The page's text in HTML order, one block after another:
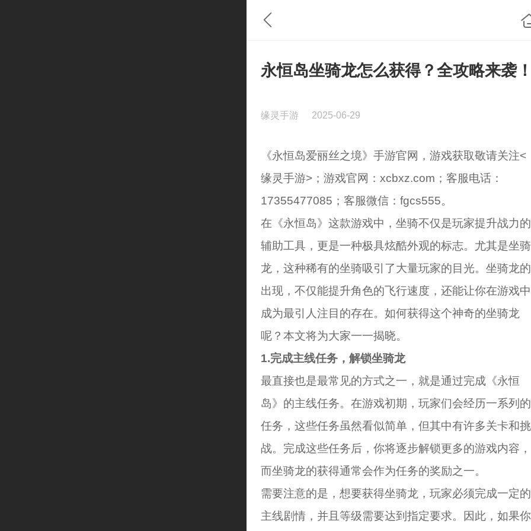
永恒岛坐骑龙怎么获得？全攻略来袭
缘灵手游 2025-06-29
《永恒岛爱丽丝之境》手游官网，游戏获取敬请关注<
缘灵手游>；游戏官网：xcbxz.com；客服电话：
17355477085；客服微信：fgcs555。
在《永恒岛》这款游戏中，坐骑不仅是玩家提升战力的
辅助工具，更是一种极具炫酷外观的标志。尤其是坐骑
龙，这种稀有的坐骑吸引了大量玩家的目光。坐骑龙的
出现，不仅能提升角色的飞行速度，还能让你在游戏中
成为最引人注目的存在。如何获得这个神奇的坐骑龙
呢？本文将为大家一一揭晓。
1.完成主线任务，解锁坐骑龙
最直接也是最常见的方式之一，就是通过完成《永恒
岛》的主线任务。在游戏初期，玩家们会经历一系列的
任务，这些任务虽然看似简单，但其中有许多关卡和挑
战。完成这些任务后，你将逐步解锁更多的游戏内容，
而坐骑龙的获得通常会作为任务的奖励之一。
需要注意的是，想要获得坐骑龙，玩家必须完成一定的
主线剧情，并且等级需要达到指定要求。因此，如果你